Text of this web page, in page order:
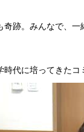
奇跡。みんなで、一
時代に培ってきた